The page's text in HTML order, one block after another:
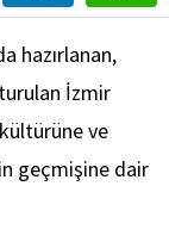
hazırlanan,
İzmir
ve
geçmişine dair